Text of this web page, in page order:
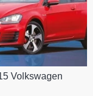
Volkswagen